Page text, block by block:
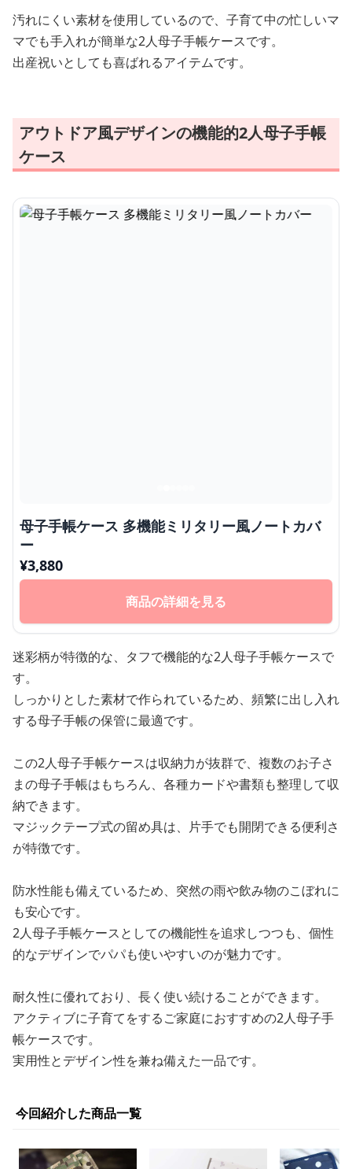
汚れにくい素材を使用しているので、子育て中の忙しいマ
マでも手入れが簡単な2人母子手帳ケースです。
出産祝いとしても喜ばれるアイテムです。
アウトドア風デザインの機能的2人母子手帳
ケース
母子手帳ケース 多機能ミリタリー風ノートカバ
ー
¥3,880
商品の詳細を見る
迷彩柄が特徴的な、タフで機能的な2人母子手帳ケースで
す。
しっかりとした素材で作られているため、頻繁に出し入れ
する母子手帳の保管に最適です。
この2人母子手帳ケースは収納力が抜群で、複数のお子さ
まの母子手帳はもちろん、各種カードや書類も整理して収
納できます。
マジックテープ式の留め具は、片手でも開閉できる便利さ
が特徴です。
防水性能も備えているため、突然の雨や飲み物のこぼれに
も安心です。
2人母子手帳ケースとしての機能性を追求しつつも、個性
的なデザインでパパも使いやすいのが魅力です。
耐久性に優れており、長く使い続けることができます。
アクティブに子育てをするご家庭におすすめの2人母子手
帳ケースです。
実用性とデザイン性を兼ね備えた一品です。
今回紹介した商品一覧